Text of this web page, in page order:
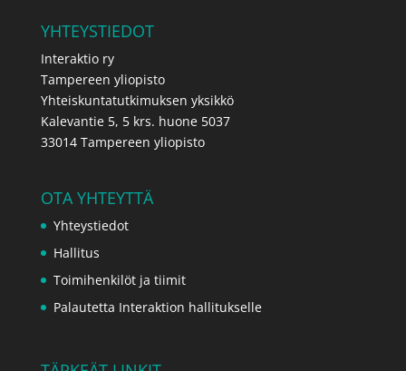
YHTEYSTIEDOT
Interaktio ry
Tampereen yliopisto
Yhteiskuntatutkimuksen yksikkö
Kalevantie 5, 5 krs. huone 5037
33014 Tampereen yliopisto
OTA YHTEYTTÄ
Yhteystiedot
Hallitus
Toimihenkilöt ja tiimit
Palautetta Interaktion hallitukselle